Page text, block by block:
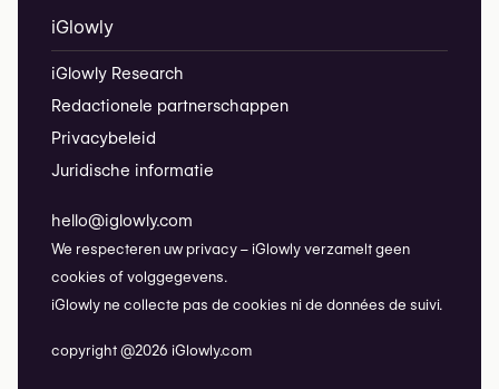
iGlowly
iGlowly Research
Redactionele partnerschappen
Privacybeleid
Juridische informatie
hello@iglowly.com
We respecteren uw privacy – iGlowly verzamelt geen
cookies of volggegevens.
iGlowly ne collecte pas de cookies ni de données de suivi.
copyright @2026 iGlowly.com